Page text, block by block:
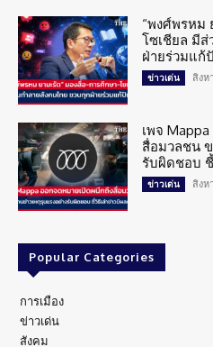
“พงศ์พรหม
โซเชียล มี
ฝ่ายร่วมแก้
ข่าวเด่น สิงห
เพจ
สื่อมวลชน
รับผิดชอบ
ข่าวเด่น สิงห
Popular Categories
การเมือง
ข่าวเด่น
สังคม